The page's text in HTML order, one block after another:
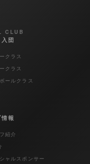
CLUB
団
クラス
クラス
ールクラス
報
紹介
ャルスポンサー